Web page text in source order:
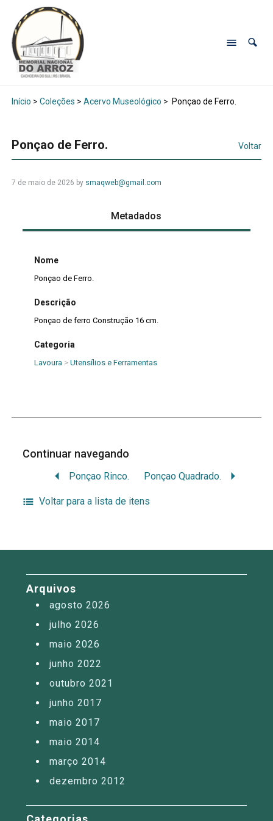
Início > Coleções > Acervo Museológico > Ponçao de Ferro.
Ponçao de Ferro. Voltar
7 de maio de 2026 by smaqweb@gmail.com
Metadados
Nome
Ponçao de Ferro.
Descrição
Ponçao de ferro Construção 16 cm.
Categoria
Lavoura> Utensílios e Ferramentas
Continuar navegando
Ponçao Rinco. Ponçao Quadrado.
Voltar para a lista de itens
Arquivos
agosto 2026
julho 2026
maio 2026
junho 2022
outubro 2021
junho 2017
maio 2017
maio 2014
março 2014
dezembro 2012